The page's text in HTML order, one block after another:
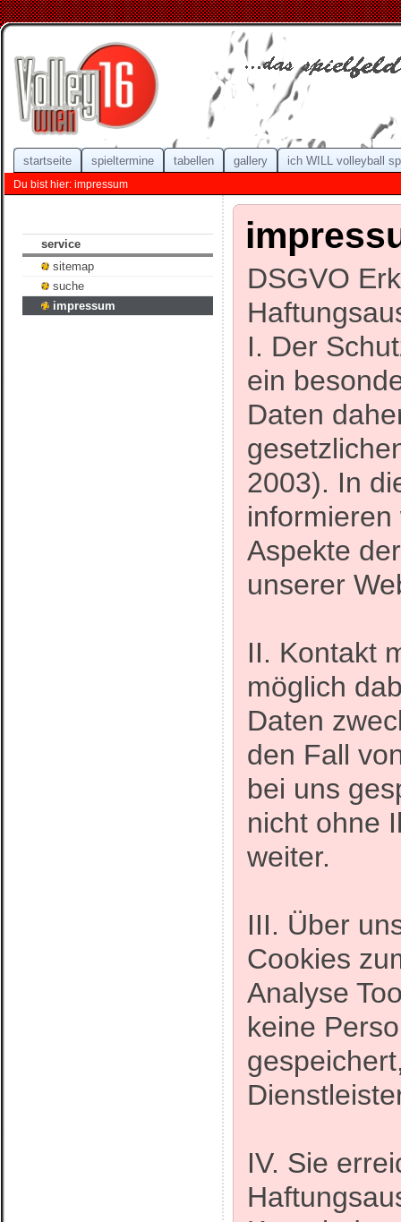
startseite spieltermine tabellen gallery ich WILL volleyball
Du bist hier: impressum
service
sitemap
suche
impressum
DSGVO
I. Der
ein
Daten
2003). In
Aspekte
unserer
II. Kontakt
möglich
Daten
den Fall
bei uns
nicht ohne
weiter.
III. Über
Cookies
Analyse
keine
IV. Sie